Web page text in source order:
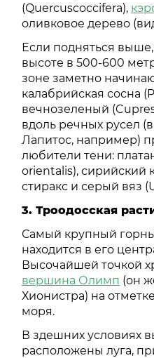
(Quercuscoccifera),
оливковое дерево
Если подняться
высоте в 500-600
зоне заметно
калабрийская сосна
вечнозеленый
вдоль речных русел
Лапитос, например)
любители тени:
orientalis), сирийский
стиракс и серый вяз
3. Троодосская
Самый крупный
находится в его
Высочайшей точкой
вершина Олимп (он
Хионистра) на
моря.
В здешних условиях
расположены луга,